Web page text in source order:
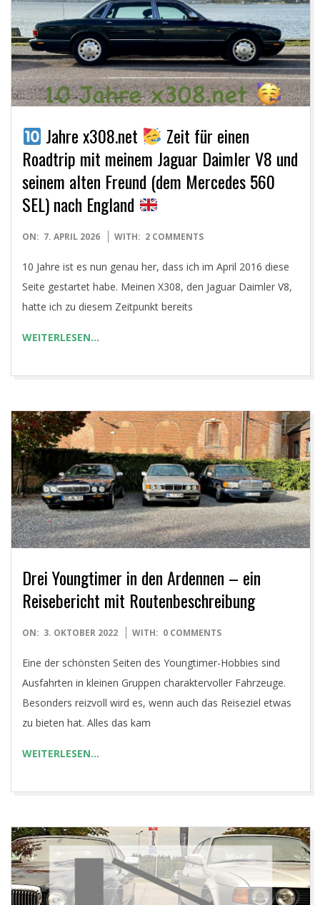
T
Jahre x308.net
Zeit für einen
Roadtrip mit meinem Jaguar Daimler V8 und
seinem alten Freund (dem Mercedes 560
SEL) nach England
2026-
07
ON: 7. APRIL 2026 WITH: 2 COMMENTS
10 Jahre ist es nun genau her, dass ich im April 2016 diese
Seite gestartet habe. Meinen X308, den Jaguar Daimler V8,
hatte ich zu diesem Zeitpunkt bereits
WEITERLESEN…
Drei Youngtimer in den Ardennen – ein
Reisebericht mit Routenbeschreibung
2022-
03
ON: 3. OKTOBER 2022 WITH: 0 COMMENTS
Eine der schönsten Seiten des Youngtimer-Hobbies sind
Ausfahrten in kleinen Gruppen charaktervoller Fahrzeuge.
Besonders reizvoll wird es, wenn auch das Reiseziel etwas
zu bieten hat. Alles das kam
WEITERLESEN…